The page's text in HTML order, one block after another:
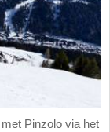
Pinzolo via het